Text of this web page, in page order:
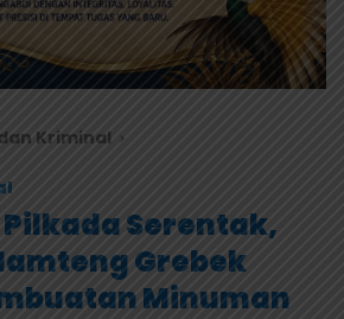
Kriminal
Serentak,
Grebek
Minuman